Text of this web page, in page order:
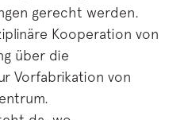
gerecht werden.
Kooperation von
über die
Vorfabrikation von